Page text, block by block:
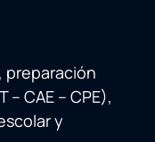
preparación
– CAE – CPE),
y